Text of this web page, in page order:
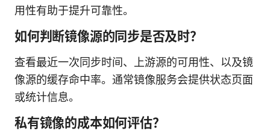
用性有助于提升可靠性。
如何判断镜像源的同步是否及时？
查看最近一次同步时间、上游源的可用性、以及镜
像源的缓存命中率。通常镜像服务会提供状态页面
或统计信息。
私有镜像的成本如何评估？